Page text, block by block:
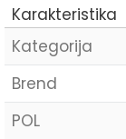
Karakteristika
Kategorija
Brend
POL